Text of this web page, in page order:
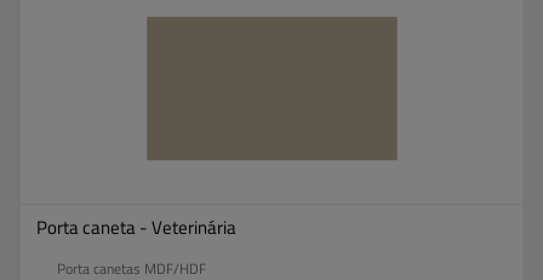
Porta caneta - Veterinária
Porta canetas MDF/HDF